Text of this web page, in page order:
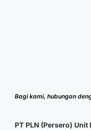
Bagi kami, hubungan
PT PLN (Persero)